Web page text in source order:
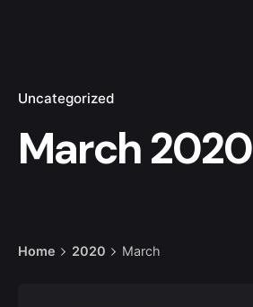
Uncategorized
March 2020
Home 2020 March
BRAYAN VARGAS